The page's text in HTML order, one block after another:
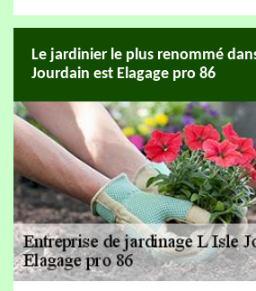
Le jardinier le plus renommé
Jourdain est Elagage pro 86